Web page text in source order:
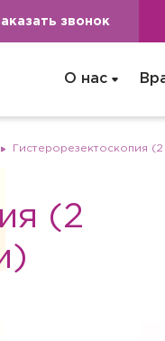
звонок
О нас
Гистерорезектоскопия
(2